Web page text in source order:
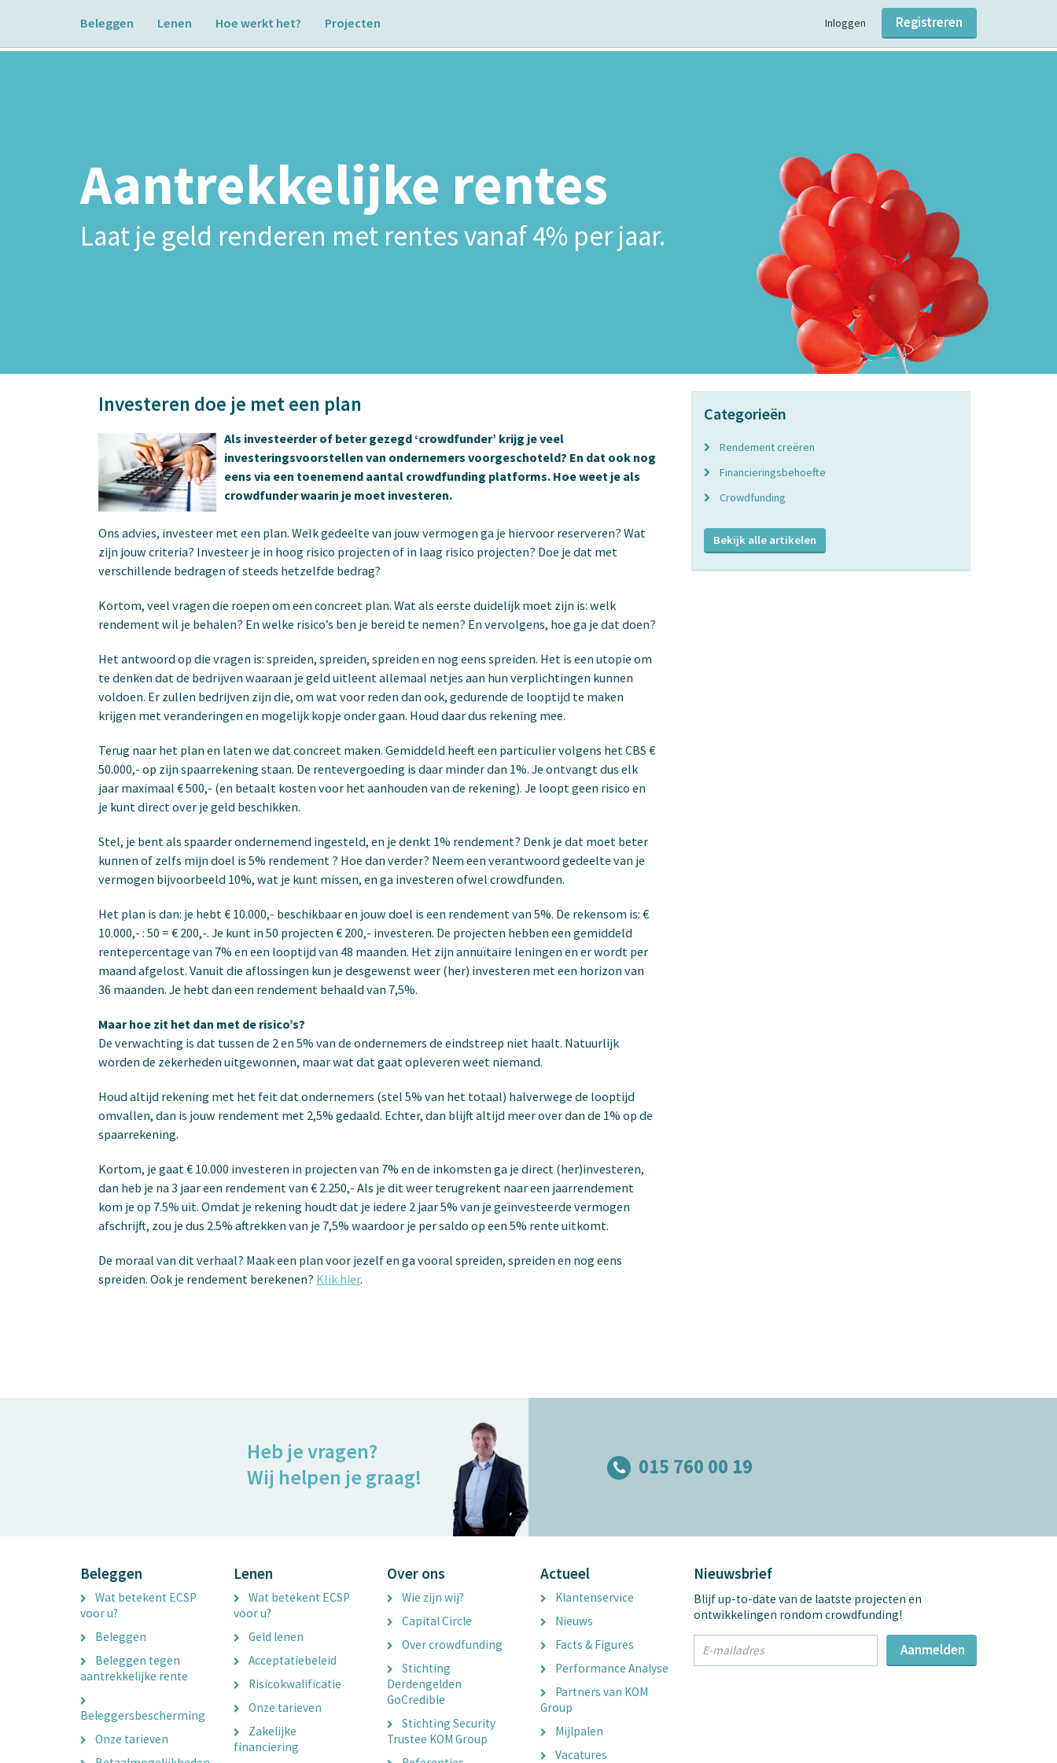
Beleggen Lenen Hoe werkt het? Projecten Inloggen Registreren
Aantrekkelijke rentes
Laat je geld renderen met rentes vanaf 4% per jaar.
Investeren doe je met een plan
Als investeerder of beter gezegd ‘crowdfunder’ krijg je veel
investeringsvoorstellen van ondernemers voorgeschoteld? En dat ook nog
eens via een toenemend aantal crowdfunding platforms. Hoe weet je als
crowdfunder waarin je moet investeren.
Ons advies, investeer met een plan. Welk gedeelte van jouw vermogen ga je hiervoor reserveren? Wat
zijn jouw criteria? Investeer je in hoog risico projecten of in laag risico projecten? Doe je dat met
verschillende bedragen of steeds hetzelfde bedrag?
Kortom, veel vragen die roepen om een concreet plan. Wat als eerste duidelijk moet zijn is: welk
rendement wil je behalen? En welke risico’s ben je bereid te nemen? En vervolgens, hoe ga je dat doen?
Het antwoord op die vragen is: spreiden, spreiden, spreiden en nog eens spreiden. Het is een utopie om
te denken dat de bedrijven waaraan je geld uitleent allemaal netjes aan hun verplichtingen kunnen
voldoen. Er zullen bedrijven zijn die, om wat voor reden dan ook, gedurende de looptijd te maken
krijgen met veranderingen en mogelijk kopje onder gaan. Houd daar dus rekening mee.
Terug naar het plan en laten we dat concreet maken. Gemiddeld heeft een particulier volgens het CBS €
50.000,- op zijn spaarrekening staan. De rentevergoeding is daar minder dan 1%. Je ontvangt dus elk
jaar maximaal € 500,- (en betaalt kosten voor het aanhouden van de rekening). Je loopt geen risico en
je kunt direct over je geld beschikken.
Stel, je bent als spaarder ondernemend ingesteld, en je denkt 1% rendement? Denk je dat moet beter
kunnen of zelfs mijn doel is 5% rendement ? Hoe dan verder? Neem een verantwoord gedeelte van je
vermogen bijvoorbeeld 10%, wat je kunt missen, en ga investeren ofwel crowdfunden.
Het plan is dan: je hebt € 10.000,- beschikbaar en jouw doel is een rendement van 5%. De rekensom is: €
10.000,- : 50 = € 200,-. Je kunt in 50 projecten € 200,- investeren. De projecten hebben een gemiddeld
rentepercentage van 7% en een looptijd van 48 maanden. Het zijn annuïtaire leningen en er wordt per
maand afgelost. Vanuit die aflossingen kun je desgewenst weer (her) investeren met een horizon van
36 maanden. Je hebt dan een rendement behaald van 7,5%.
Maar hoe zit het dan met de risico’s?
De verwachting is dat tussen de 2 en 5% van de ondernemers de eindstreep niet haalt. Natuurlijk
worden de zekerheden uitgewonnen, maar wat dat gaat opleveren weet niemand.
Houd altijd rekening met het feit dat ondernemers (stel 5% van het totaal) halverwege de looptijd
omvallen, dan is jouw rendement met 2,5% gedaald. Echter, dan blijft altijd meer over dan de 1% op de
spaarrekening.
Kortom, je gaat € 10.000 investeren in projecten van 7% en de inkomsten ga je direct (her)investeren,
dan heb je na 3 jaar een rendement van € 2.250,- Als je dit weer terugrekent naar een jaarrendement
kom je op 7.5% uit. Omdat je rekening houdt dat je iedere 2 jaar 5% van je geïnvesteerde vermogen
afschrijft, zou je dus 2.5% aftrekken van je 7,5% waardoor je per saldo op een 5% rente uitkomt.
De moraal van dit verhaal? Maak een plan voor jezelf en ga vooral spreiden, spreiden en nog eens
spreiden. Ook je rendement berekenen? Klik hier.
Categorieën
Rendement creëren
Financieringsbehoefte
Crowdfunding
Bekijk alle artikelen
015 760 00 19
Heb je vragen?
Wij helpen je graag!
Beleggen
Wat betekent ECSP
voor u?
Beleggen
Beleggen tegen
aantrekkelijke rente
Beleggersbescherming
Onze tarieven
Lenen
Wat betekent ECSP
voor u?
Geld lenen
Acceptatiebeleid
Risicokwalificatie
Onze tarieven
Zakelijke
financiering
Over ons
Wie zijn wij?
Capital Circle
Over crowdfunding
Stichting
Derdengelden
GoCredible
Stichting Security
Trustee KOM Group
Actueel
Klantenservice
Nieuws
Facts & Figures
Performance Analyse
Partners van KOM
Group
Mijlpalen
Vacatures
Nieuwsbrief
Blijf up-to-date van de laatste projecten en
ontwikkelingen rondom crowdfunding!
Email
Aanmelden